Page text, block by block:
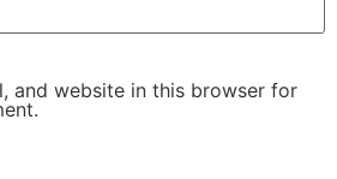
and website in this browser for